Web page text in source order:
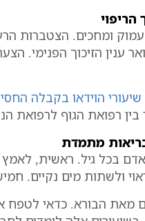
עמוק ומחכים.
ענין הזיכוך הפנימי.
שיעורי הוידאו בקבלה
רפואת הגוף לרפואת
מתמדת
בכל גיל. ראשית, לאמץ
ולשתות מים נקיים.
מאת הבורא. כדאי לטפח